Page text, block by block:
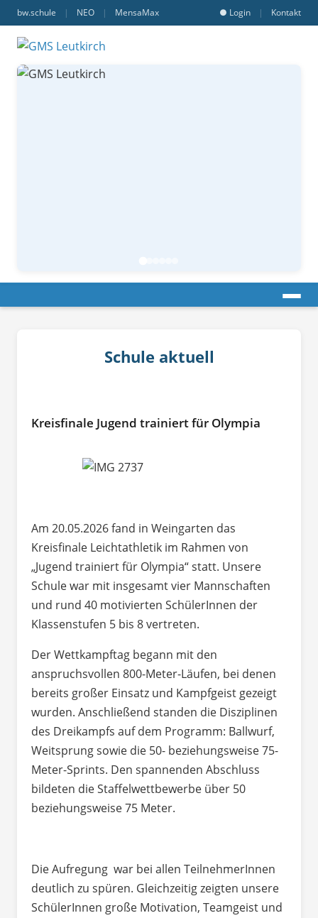
bw.schule | NEO | MensaMax ● Login | Kontakt
Schule aktuell
Kreisfinale Jugend trainiert für Olympia
Am 20.05.2026 fand in Weingarten das
Kreisfinale Leichtathletik im Rahmen von
„Jugend trainiert für Olympia“ statt. Unsere
Schule war mit insgesamt vier Mannschaften
und rund 40 motivierten SchülerInnen der
Klassenstufen 5 bis 8 vertreten.
Der Wettkampftag begann mit den
anspruchsvollen 800-Meter-Läufen, bei denen
bereits großer Einsatz und Kampfgeist gezeigt
wurden. Anschließend standen die Disziplinen
des Dreikampfs auf dem Programm: Ballwurf,
Weitsprung sowie die 50- beziehungsweise 75-
Meter-Sprints. Den spannenden Abschluss
bildeten die Staffelwettbewerbe über 50
beziehungsweise 75 Meter.
Die Aufregung war bei allen TeilnehmerInnen
deutlich zu spüren. Gleichzeitig zeigten unsere
SchülerInnen große Motivation, Teamgeist und